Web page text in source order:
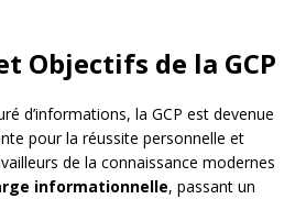
Objectifs de la GCP
d’informations, la GCP est devenue
pour la réussite personnelle et
de la connaissance modernes
informationnelle, passant un